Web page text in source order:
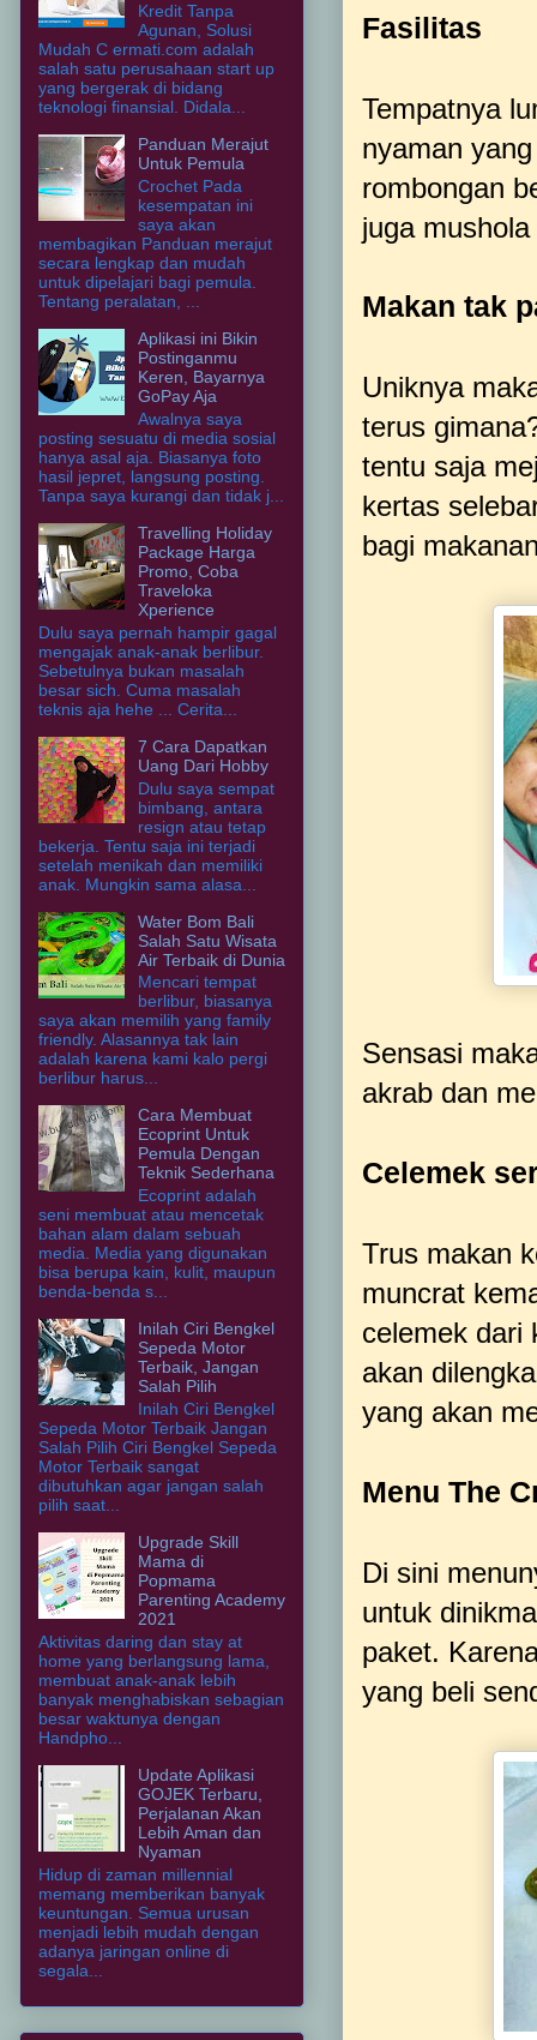
Fasilitas
Tempatnya
nyaman
rombongan
juga
Makan tak
Uniknya
terus
tentu saja
kertas
bagi
Sensasi
akrab dan
Celemek
Trus makan
muncrat
celemek dari
akan
yang akan
Menu The
Di sini
untuk
paket.
yang beli
Kredit Tanpa
Agunan, Solusi
Mudah C ermati.com adalah
salah satu perusahaan start up
yang bergerak di bidang
teknologi finansial. Didala...
Panduan Merajut
Untuk Pemula
Crochet Pada
kesempatan ini
saya akan
membagikan Panduan merajut
secara lengkap dan mudah
untuk dipelajari bagi pemula.
Tentang peralatan, ...
Aplikasi ini Bikin
Postinganmu
Keren, Bayarnya
GoPay Aja
Awalnya saya
posting sesuatu di media sosial
hanya asal aja. Biasanya foto
hasil jepret, langsung posting.
Tanpa saya kurangi dan tidak j...
Travelling Holiday
Package Harga
Promo, Coba
Traveloka
Xperience
Dulu saya pernah hampir gagal
mengajak anak-anak berlibur.
Sebetulnya bukan masalah
besar sich. Cuma masalah
teknis aja hehe ... Cerita...
7 Cara Dapatkan
Uang Dari Hobby
Dulu saya sempat
bimbang, antara
resign atau tetap
bekerja. Tentu saja ini terjadi
setelah menikah dan memiliki
anak. Mungkin sama alasa...
Water Bom Bali
Salah Satu Wisata
Air Terbaik di Dunia
Mencari tempat
berlibur, biasanya
saya akan memilih yang family
friendly. Alasannya tak lain
adalah karena kami kalo pergi
berlibur harus...
Cara Membuat
Ecoprint Untuk
Pemula Dengan
Teknik Sederhana
Ecoprint adalah
seni membuat atau mencetak
bahan alam dalam sebuah
media. Media yang digunakan
bisa berupa kain, kulit, maupun
benda-benda s...
Inilah Ciri Bengkel
Sepeda Motor
Terbaik, Jangan
Salah Pilih
Inilah Ciri Bengkel
Sepeda Motor Terbaik Jangan
Salah Pilih Ciri Bengkel Sepeda
Motor Terbaik sangat
dibutuhkan agar jangan salah
pilih saat...
Upgrade Skill
Mama di
Popmama
Parenting Academy
2021
Aktivitas daring dan stay at
home yang berlangsung lama,
membuat anak-anak lebih
banyak menghabiskan sebagian
besar waktunya dengan
Handpho...
Update Aplikasi
GOJEK Terbaru,
Perjalanan Akan
Lebih Aman dan
Nyaman
Hidup di zaman millennial
memang memberikan banyak
keuntungan. Semua urusan
menjadi lebih mudah dengan
adanya jaringan online di
segala...